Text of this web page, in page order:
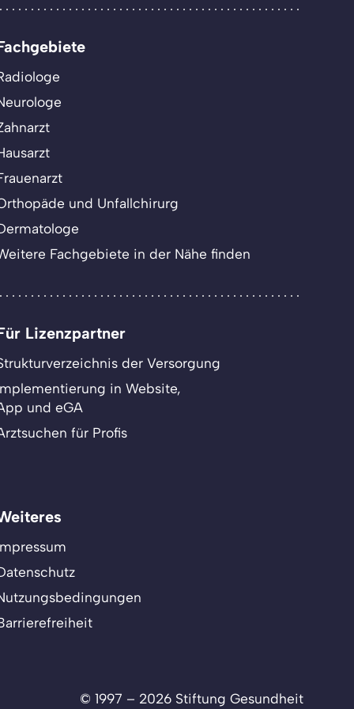
und Unfallchirurg
Fachgebiete in der Nähe finden
Lizenzpartner
der Versorgung
in Website,
und eGA
für Profis
© 1997 – 2026 Stiftung Gesundheit